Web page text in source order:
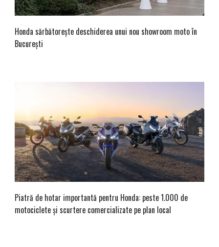
Honda sărbătorește deschiderea unui nou showroom moto în
București
Piatră de hotar importantă pentru Honda: peste 1.000 de
motociclete și scurtere comercializate pe plan local